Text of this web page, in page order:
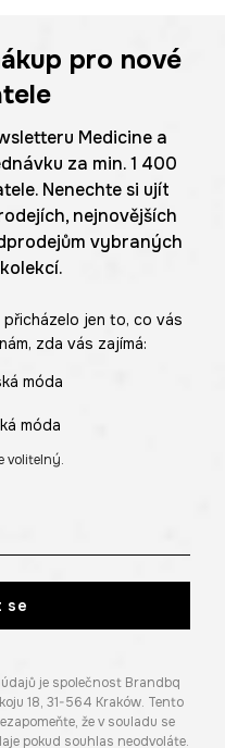
pro nové
Medicine a
za min. 1 400
Nenechte si ujít
nejnovějších
vybraných
přicházelo jen to, co vás
zda vás zajímá:
móda
móda
volitelný.
se
je společnost Brandbq
18, 31-564 Kraków. Tento
že v souladu se
pokud souhlas neodvoláte.